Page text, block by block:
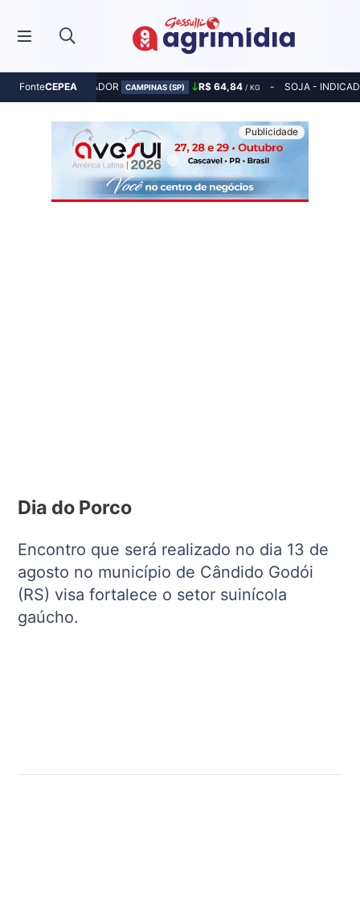
FonteCEPEA
MILHO - INDICADOR CAMPINAS (SP) R$ 64,84 / KG SOJA -
Dia do Porco
Encontro que será realizado no dia 13 de
agosto no município de Cândido Godói
(RS) visa fortalece o setor suinícola
gaúcho.